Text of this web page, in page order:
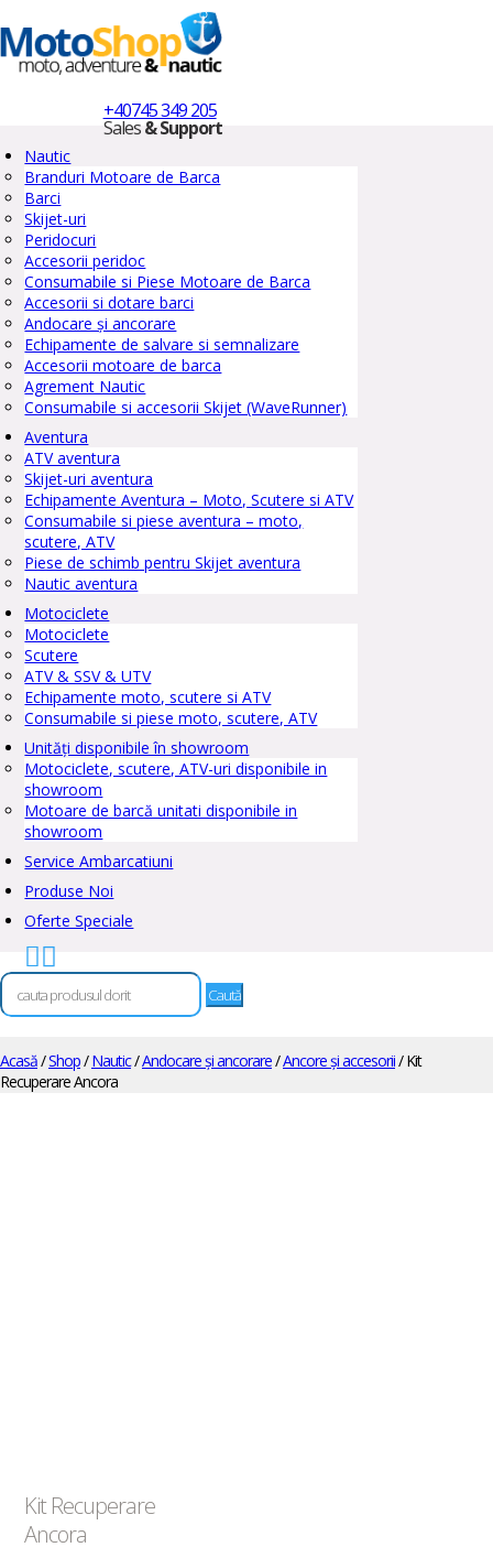
+40745 349 205
Sales& Support
Nautic
Branduri Motoare de Barca
Barci
Skijet-uri
Peridocuri
Accesorii peridoc
Consumabile si Piese Motoare de Barca
Accesorii si dotare barci
Andocare și ancorare
Echipamente de salvare si semnalizare
Accesorii motoare de barca
Agrement Nautic
Consumabile si accesorii Skijet (WaveRunner)
Aventura
ATV aventura
Skijet-uri aventura
Echipamente Aventura – Moto, Scutere si ATV
Consumabile si piese aventura – moto,
scutere, ATV
Piese de schimb pentru Skijet aventura
Nautic aventura
Motociclete
Motociclete
Scutere
ATV & SSV & UTV
Echipamente moto, scutere si ATV
Consumabile si piese moto, scutere, ATV
Unități disponibile în showroom
Motociclete, scutere, ATV-uri disponibile in
showroom
Motoare de barcă unitati disponibile in
showroom
Service Ambarcatiuni
Produse Noi
Oferte Speciale
 
Caută
după:
Acasă/Shop/Nautic/Andocare și ancorare/Ancore și accesorii/ Kit
Recuperare Ancora
Kit Recuperare
Ancora